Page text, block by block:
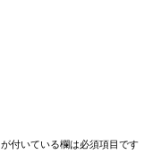
が付いている欄は必須項目です